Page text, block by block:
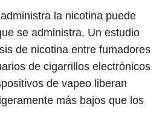
la nicotina puede
se administra. Un estudio
de nicotina entre fumadores
de cigarrillos electrónicos
de vapeo liberan
más bajos que los